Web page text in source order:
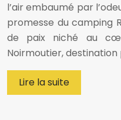
l’air embaumé par
promesse du camping
de paix niché au
Noirmoutier, destination
Lire la suite